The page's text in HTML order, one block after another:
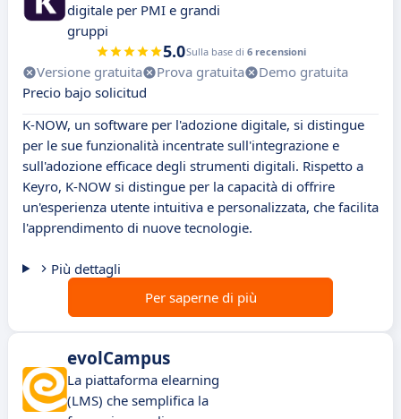
digitale per PMI e grandi
gruppi
5.0Sulla base di 6 recensioni
Versione gratuita Prova gratuita
Demo gratuita
Precio bajo solicitud
K-NOW, un software per l'adozione digitale, si distingue
per le sue funzionalità incentrate sull'integrazione e
sull'adozione efficace degli strumenti digitali. Rispetto a
Keyro, K-NOW si distingue per la capacità di offrire
un'esperienza utente intuitiva e personalizzata, che facilita
l'apprendimento di nuove tecnologie.
Più dettagli
Per saperne di più
evolCampus
La piattaforma elearning
(LMS) che semplifica la